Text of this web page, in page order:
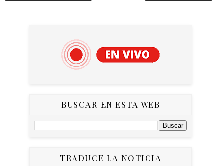
BUSCAR EN ESTA WEB
TRADUCE LA NOTICIA